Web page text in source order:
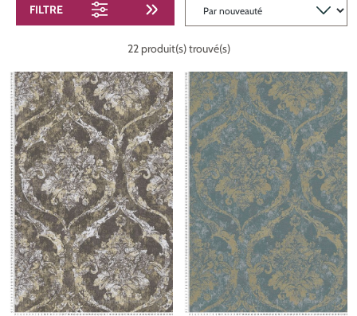
FILTRE
22 produit(s) trouvé(s)